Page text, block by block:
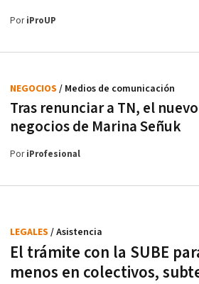
PoriProUP
Tras renunciar a TN, el
negocios de Marina Señuk
NEGOCIOS / Medios de comunicación
PoriProfesional
El trámite con la SUBE
menos en colectivos,
LEGALES / Asistencia